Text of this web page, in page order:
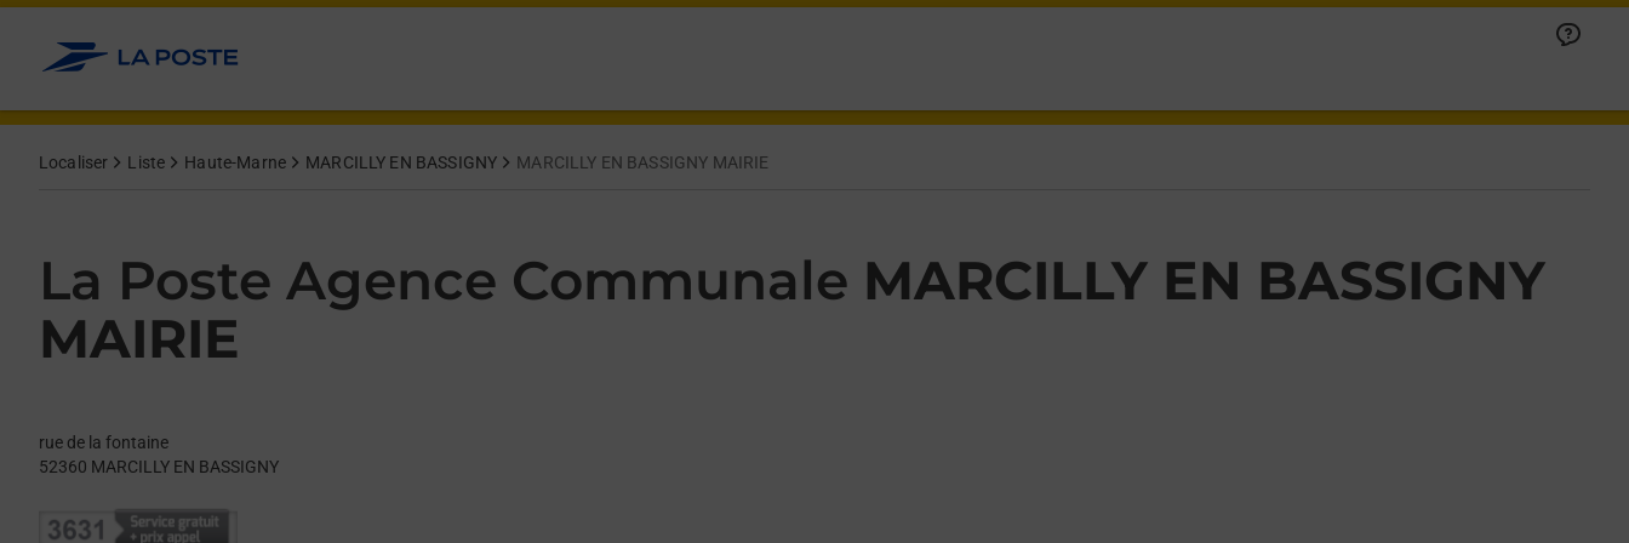
Allez au contenu
Localiser Liste Haute-Marne MARCILLY EN BASSIGNY MARCILLY EN BASSIGNY MAIRIE
La Poste Agence Communale MARCILLY EN BASSIGNY
MAIRIE
rue de la fontaine
52360 MARCILLY EN BASSIGNY
Day of the WeekHours
Get directions to La Poste Agence Communale at rue de la fontaine MARCILLY EN BASSIGNY,
lien s'ouvre dans un nouvel onglet